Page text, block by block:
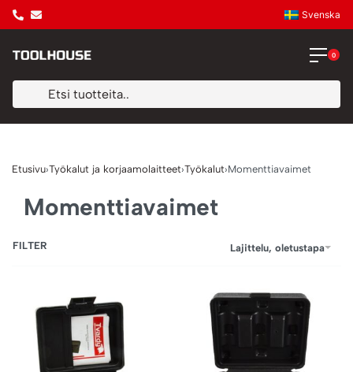
Svenska
0
Etusivu›Työkalut ja korjaamolaitteet›Työkalut›Momenttiavaimet
Momenttiavaimet
Lajittelu, oletustapa
FILTER